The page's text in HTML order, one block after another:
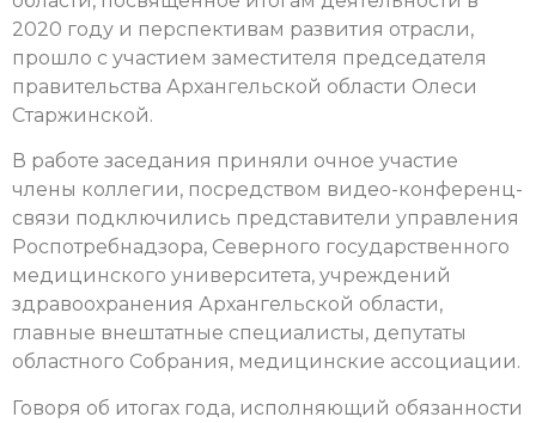
2020 году и перспективам развития отрасли,
прошло с участием заместителя председателя
правительства Архангельской области Олеси
Старжинской.
В работе заседания приняли очное участие
члены коллегии, посредством видео-конференц-
связи подключились представители управления
Роспотребнадзора, Северного государственного
медицинского университета, учреждений
здравоохранения Архангельской области,
главные внештатные специалисты, депутаты
областного Собрания, медицинские ассоциации.
Говоря об итогах года, исполняющий обязанности